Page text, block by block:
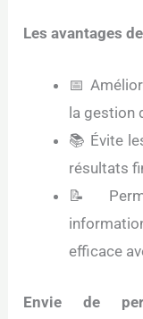
Les avantages
📅
la gestion
📚 Évite
résultats
📝
efficace
Envie de